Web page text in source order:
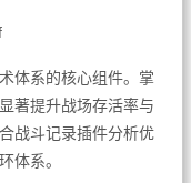
体系的核心组件。掌
著提升战场存活率与
战斗记录插件分析优
体系。